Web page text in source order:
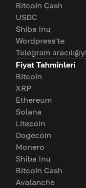
Bitcoin Cash
USDC
Shiba Inu
Wordpress'te
Telegram
Fiyat Tahminleri
Bitcoin
XRP
Ethereum
Solana
Litecoin
Dogecoin
Monero
Shiba Inu
Bitcoin Cash
Avalanche